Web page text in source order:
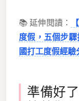
📚 延伸閱讀：
度假，五個步
國打工度假經驗
準備好